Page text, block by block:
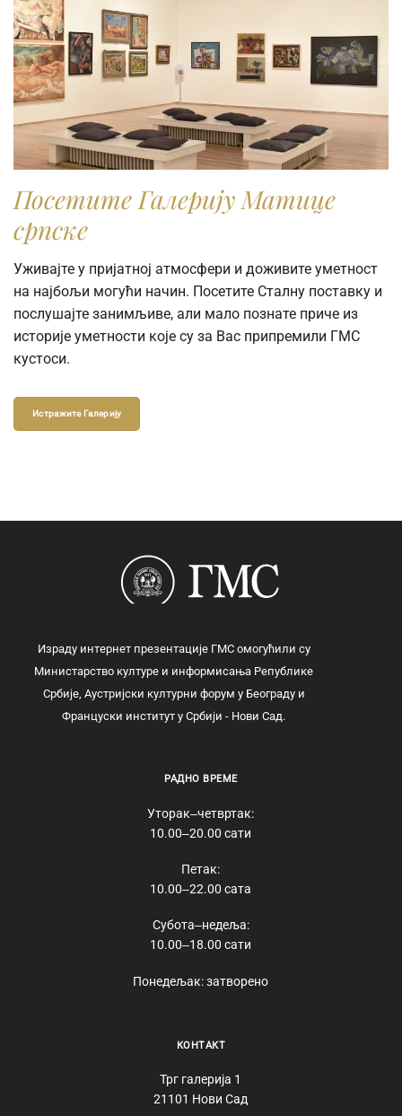
Посетите Галерију Матице
српске
Уживајте у пријатној атмосфери и доживите уметност
на најбољи могући начин. Посетите Сталну поставку и
послушајте занимљиве, али мало познате приче из
историје уметности које су за Вас припремили ГМС
кустоси.
Истражите Галерију
Израду интернет презентације ГМС омогућили су
Министарство културе и информисања Републике
Србије, Аустријски културни форум у Београду и
Француски институт у Србији - Нови Сад.
РАДНО ВРЕМЕ
Уторак‒четвртак:
10.00‒20.00 сати
Петак:
10.00‒22.00 сата
Субота‒недеља:
10.00‒18.00 сати
Понедељак: затворено
КОНТАКТ
Трг галерија 1
21101 Нови Сад